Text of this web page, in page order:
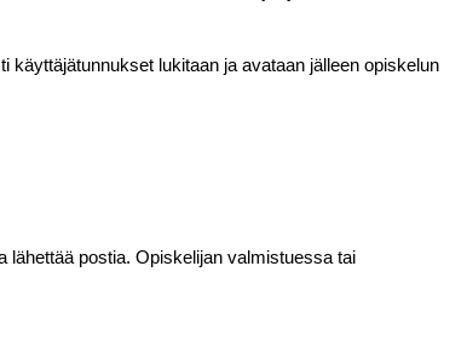
lukitaan ja avataan jälleen opiskelun
lähettää postia. Opiskelijan valmistuessa tai